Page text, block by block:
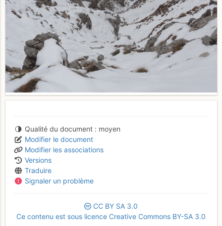
Qualité du document
moyen
Modifier le document
Modifier les associations
Versions
Traduire
Signaler un problème
CC BY SA 3.0
Ce contenu est sous licence Creative Commons BY-SA 3.0